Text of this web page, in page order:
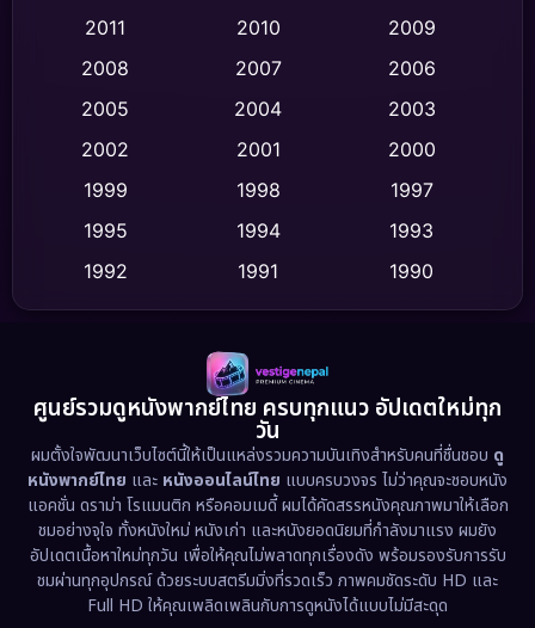
Crime อาชญากรรม (520)
Cult Film
Dance เต้น (10)
Detective สืบสวน (75)
Disaster (13)
Disney+ (5)
Documentary สารคดี (93)
Drama ดราม่า (1,486)
Dystopian (17)
2011
2010
2009
2008
2007
2006
2005
2004
2003
2002
2001
2000
1999
1998
1997
1995
1994
1993
1992
1991
1990
1989
1988
1986
1983
1978
1974
1962
ศูนย์รวมดูหนังพากย์ไทย ครบทุกแนว อัปเดตใหม่ทุก
วัน
ผมตั้งใจพัฒนาเว็บไซต์นี้ให้เป็นแหล่งรวมความบันเทิงสำหรับคนที่ชื่นชอบ ดู
หนังพากย์ไทย และ หนังออนไลน์ไทย แบบครบวงจร ไม่ว่าคุณจะชอบหนัง
แอคชั่น ดราม่า โรแมนติก หรือคอมเมดี้ ผมได้คัดสรรหนังคุณภาพมาให้เลือก
ชมอย่างจุใจ ทั้งหนังใหม่ หนังเก่า และหนังยอดนิยมที่กำลังมาแรง ผมยัง
อัปเดตเนื้อหาใหม่ทุกวัน เพื่อให้คุณไม่พลาดทุกเรื่องดัง พร้อมรองรับการรับ
ชมผ่านทุกอุปกรณ์ ด้วยระบบสตรีมมิ่งที่รวดเร็ว ภาพคมชัดระดับ HD และ
Full HD ให้คุณเพลิดเพลินกับการดูหนังได้แบบไม่มีสะดุด